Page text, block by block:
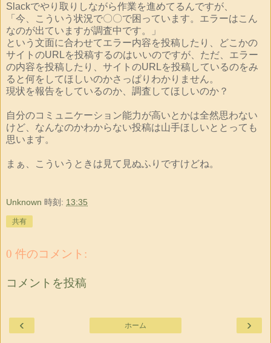
Slackでやり取りしながら作業を進めてるんですが、
「今、こういう状況で〇〇で困っています。エラーはこん
なのが出ていますが調査中です。」
という文面に合わせてエラー内容を投稿したり、どこかの
サイトのURLを投稿するのはいいのですが、ただ、エラー
の内容を投稿したり、サイトのURLを投稿しているのをみ
ると何をしてほしいのかさっぱりわかりません。
現状を報告をしているのか、調査してほしいのか？
自分のコミュニケーション能力が高いとかは全然思わない
けど、なんなのかわからない投稿は山手ほしいととっても
思います。
まぁ、こういうときは見て見ぬふりですけどね。
Unknown 時刻: 13:35
共有
0 件のコメント:
コメントを投稿
‹ ›
ホーム